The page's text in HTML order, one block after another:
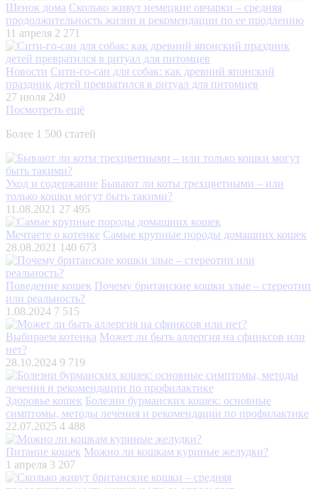
Щенок дома Сколько живут немецкие овчарки – средняя
продолжительность жизни и рекомендации по ее продлению
11 апреля 2 271
Новости Сити-го-сан для собак: как древний японский
праздник детей превратился в ритуал для питомцев
27 июля 240
Посмотреть ещё
Более 1 500 статей
Уход и содержание Бывают ли коты трехцветными – или
только кошки могут быть такими?
11.08.2021 27 495
Мечтаете о котенке Самые крупные породы домашних кошек
28.08.2021 140 673
Поведение кошек Почему британские кошки злые – стереотип
или реальность?
1.08.2024 7 515
Выбираем котенка Может ли быть аллергия на сфинксов или
нет?
28.10.2024 9 719
Здоровье кошек Болезни бурманских кошек: основные
симптомы, методы лечения и рекомендации по профилактике
22.07.2025 4 488
Питание кошек Можно ли кошкам куриные желудки?
1 апреля 3 207